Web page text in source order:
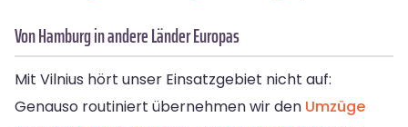
Von Hamburg in andere Länder Europas
Mit Vilnius hört unser Einsatzgebiet nicht auf:
Genauso routiniert übernehmen wir den Umzüge